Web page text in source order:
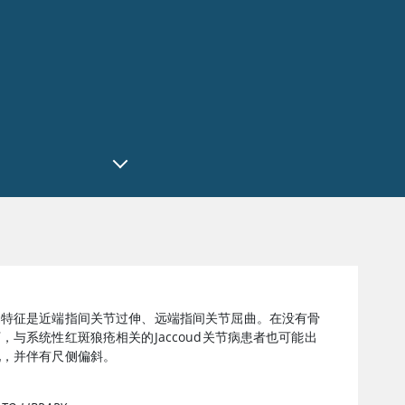
征是近端指间关节过伸、远端指间关节屈曲。在没有骨
与系统性红斑狼疮相关的Jaccoud关节病患者也可能出
并伴有尺侧偏斜。